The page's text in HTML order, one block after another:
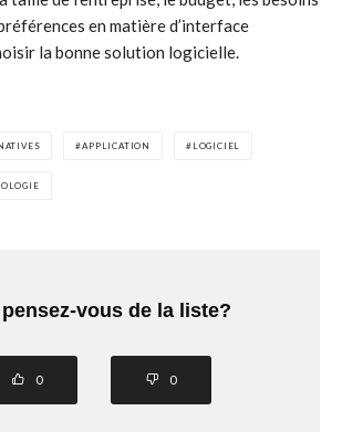
en matière d’interface
la bonne solution logicielle.
APPLICATION LOGICIEL
vous de la liste?
0 0